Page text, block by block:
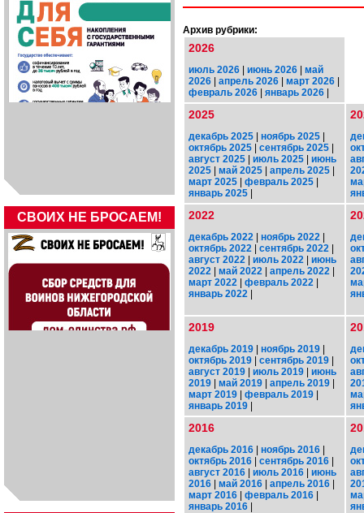
СВОИХ НЕ БРОСАЕМ!
Архив рубрики:
2026
июль 2026 | июнь 2026 | май
2026 | апрель 2026 | март 2026 |
февраль 2026 | январь 2026 |
2025
декабрь 2025 | ноябрь 2025 |
октябрь 2025 | сентябрь 2025 |
август 2025 | июль 2025 | июнь
2025 | май 2025 | апрель 2025 |
март 2025 | февраль 2025 |
январь 2025 |
2022
декабрь 2022 | ноябрь 2022 |
октябрь 2022 | сентябрь 2022 |
август 2022 | июль 2022 | июнь
2022 | май 2022 | апрель 2022 |
март 2022 | февраль 2022 |
январь 2022 |
2019
декабрь 2019 | ноябрь 2019 |
октябрь 2019 | сентябрь 2019 |
август 2019 | июль 2019 | июнь
2019 | май 2019 | апрель 2019 |
март 2019 | февраль 2019 |
январь 2019 |
2016
декабрь 2016 | ноябрь 2016 |
октябрь 2016 | сентябрь 2016 |
август 2016 | июль 2016 | июнь
2016 | май 2016 | апрель 2016 |
март 2016 | февраль 2016 |
январь 2016 |